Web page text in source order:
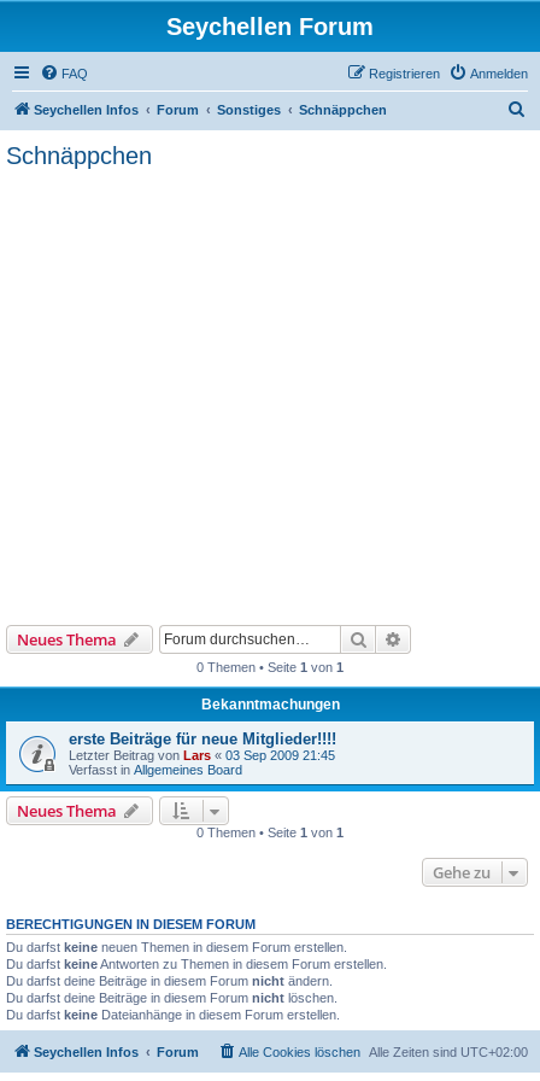
Seychellen Forum
FAQ Anmelden
Registrieren
Seychellen Infos Forum Sonstiges Schnäppchen
Schnäppchen
Neues Thema Suche
0 Themen • Seite 1 von 1
Bekanntmachungen
erste Beiträge für neue Mitglieder!!!!
Letzter Beitrag von Lars « 03 Sep 2009 21:45
Verfasst in Allgemeines Board
Neues Thema
0 Themen • Seite 1 von 1
Gehe zu
BERECHTIGUNGEN IN DIESEM FORUM
Du darfst keine neuen Themen in diesem Forum erstellen.
Du darfst keineAntworten zu Themen in diesem Forum erstellen.
Du darfst deine Beiträge in diesem Forum nicht ändern.
Du darfst deine Beiträge in diesem Forum nicht löschen.
Du darfst keine Dateianhänge in diesem Forum erstellen.
Seychellen Infos Forum Alle Zeiten sind UTC+02:00
Alle Cookies löschen